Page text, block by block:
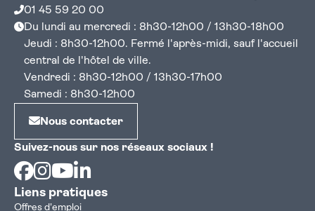
01 45 59 20 00
Du lundi au mercredi : 8h30-12h00 / 13h30-18h00
Jeudi : 8h30-12h00. Fermé l'après-midi, sauf l'accueil
central de l'hôtel de ville.
Vendredi : 8h30-12h00 / 13h30-17h00
Samedi : 8h30-12h00
Nous contacter
Suivez-nous sur nos réseaux sociaux !
Facebook
Instagram
Youtube
Liens pratiques
Offres d'emploi